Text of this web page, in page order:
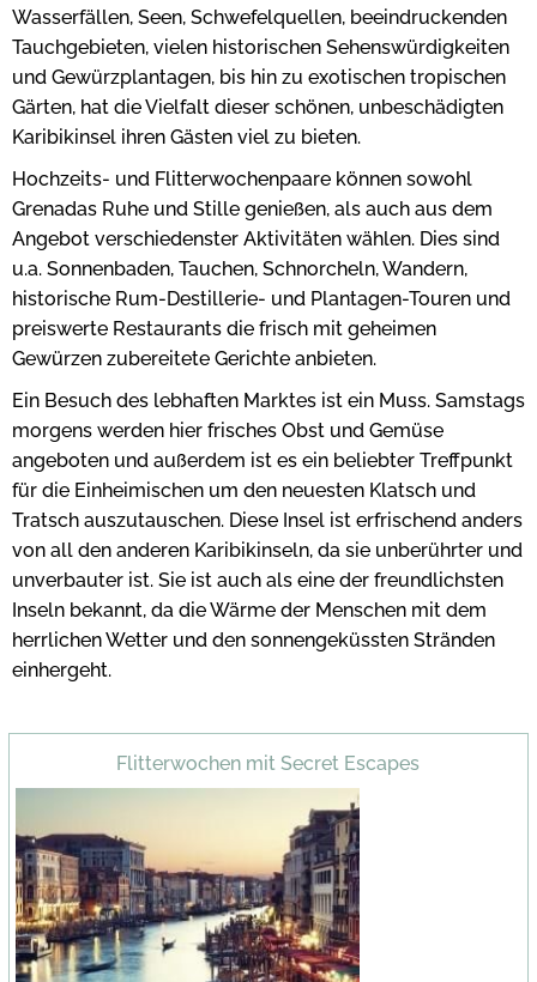
Wasserfällen, Seen, Schwefelquellen, beeindruckenden
Tauchgebieten, vielen historischen Sehenswürdigkeiten
und Gewürzplantagen, bis hin zu exotischen tropischen
Gärten, hat die Vielfalt dieser schönen, unbeschädigten
Karibikinsel ihren Gästen viel zu bieten.
Hochzeits- und Flitterwochenpaare können sowohl
Grenadas Ruhe und Stille genießen, als auch aus dem
Angebot verschiedenster Aktivitäten wählen. Dies sind
u.a. Sonnenbaden, Tauchen, Schnorcheln, Wandern,
historische Rum-Destillerie- und Plantagen-Touren und
preiswerte Restaurants die frisch mit geheimen
Gewürzen zubereitete Gerichte anbieten.
Ein Besuch des lebhaften Marktes ist ein Muss. Samstags
morgens werden hier frisches Obst und Gemüse
angeboten und außerdem ist es ein beliebter Treffpunkt
für die Einheimischen um den neuesten Klatsch und
Tratsch auszutauschen. Diese Insel ist erfrischend anders
von all den anderen Karibikinseln, da sie unberührter und
unverbauter ist. Sie ist auch als eine der freundlichsten
Inseln bekannt, da die Wärme der Menschen mit dem
herrlichen Wetter und den sonnengeküssten Stränden
einhergeht.
Flitterwochen mit Secret Escapes